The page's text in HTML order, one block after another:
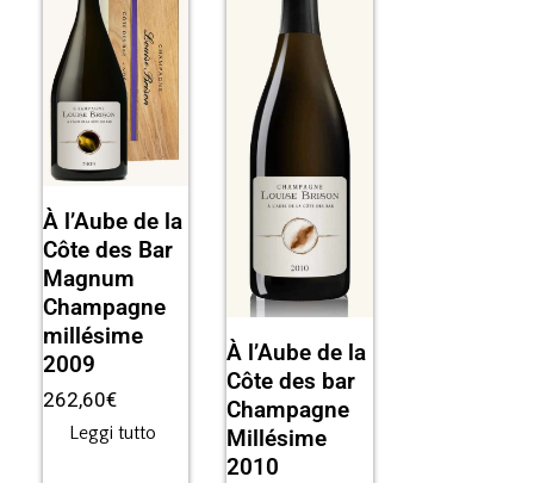
À l’Aube de la
Côte des Bar
Magnum
Champagne
millésime
2009
262,60€
Leggi tutto
À l’Aube de la
Côte des bar
Champagne
Millésime
2010